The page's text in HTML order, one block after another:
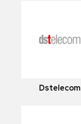
Dstelecom